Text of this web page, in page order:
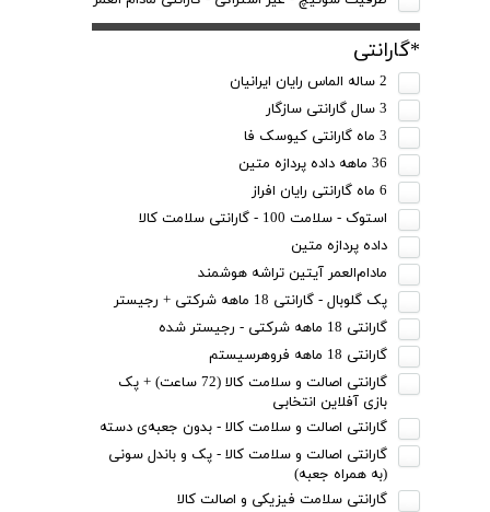
*گارانتی
2 ساله الماس رایان ایرانیان
3 سال گارانتی سازگار
3 ماه گارانتی کیوسک فا
36 ماهه داده پردازه متین
6 ماه گارانتی رایان افراز
استوک - سلامت 100 - گارانتی سلامت کالا
داده پردازه متین
مادام‌العمر آیتین تراشه هوشمند
پک گلوبال - گارانتی 18 ماهه شرکتی + رجیستر
گارانتی 18 ماهه شرکتی - رجیستر شده
گارانتی 18 ماهه فروهرسیستم
گارانتی اصالت و سلامت کالا (72 ساعت) + پک
بازی آفلاین انتخابی
گارانتی اصالت و سلامت کالا - بدون جعبه‌ی دسته
گارانتی اصالت و سلامت کالا - پک و باندل سونی
(به همراه‌ جعبه)
گارانتی سلامت فیزیکی و اصالت کالا